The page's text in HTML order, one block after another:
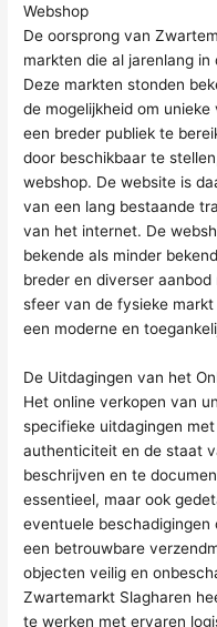
Webshop
De oorsprong van
markten die al jarenlang
Deze markten stonden
de mogelijkheid om
een breder publiek te
door beschikbaar te
webshop. De website is
van een lang bestaande
van het internet. De
bekende als minder
breder en diverser
sfeer van de fysieke
een moderne en
De Uitdagingen van het
Het online verkopen van
specifieke uitdagingen
authenticiteit en de staat
beschrijven en te
essentieel, maar ook
eventuele beschadigingen
een betrouwbare
objecten veilig en
Zwartemarkt Slagharen
te werken met ervaren